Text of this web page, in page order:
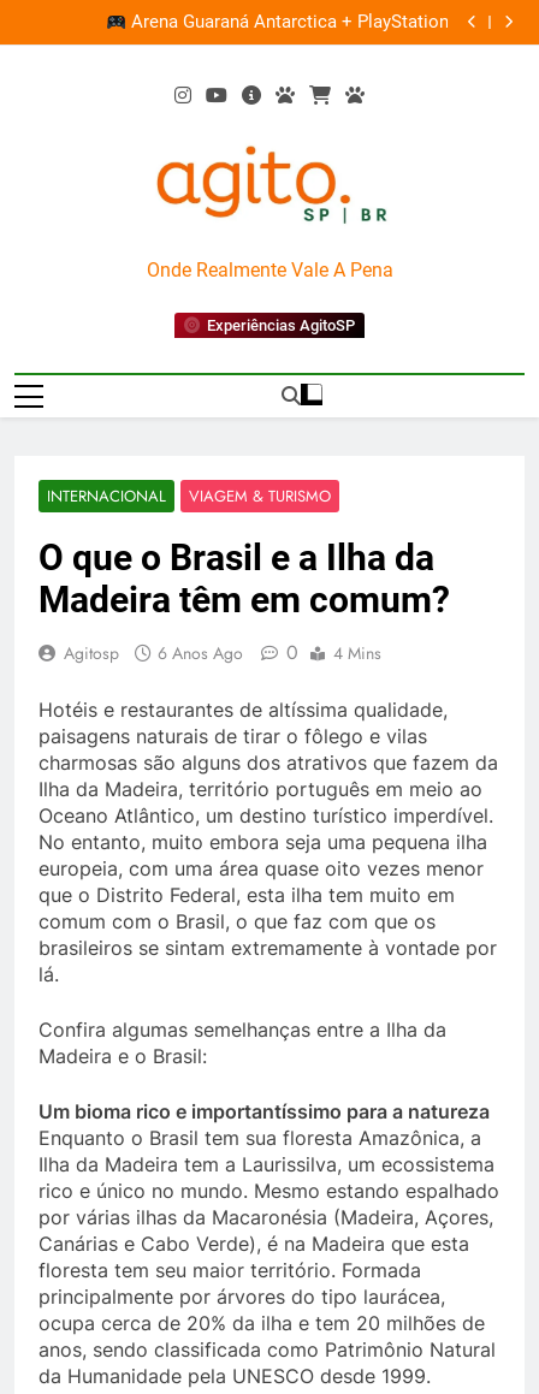
to
Ocupação gratuita ‘Boiúna’ traz a força das culturas
amazônicas e arte
AgitoSP
Onde Realmente Vale A Pena
Experiências AgitoSP
INTERNACIONAL VIAGEM & TURISMO
O que o Brasil e a Ilha da
Madeira têm em comum?
Agitosp 6 Anos Ago 0 4 Mins
Hotéis e restaurantes de altíssima qualidade,
paisagens naturais de tirar o fôlego e vilas
charmosas são alguns dos atrativos que fazem da
Ilha da Madeira, território português em meio ao
Oceano Atlântico, um destino turístico imperdível.
No entanto, muito embora seja uma pequena ilha
europeia, com uma área quase oito vezes menor
que o Distrito Federal, esta ilha tem muito em
comum com o Brasil, o que faz com que os
brasileiros se sintam extremamente à vontade por
lá.
Confira algumas semelhanças entre a Ilha da
Madeira e o Brasil:
Um bioma rico e importantíssimo para a natureza
Enquanto o Brasil tem sua floresta Amazônica, a
Ilha da Madeira tem a Laurissilva, um ecossistema
rico e único no mundo. Mesmo estando espalhado
por várias ilhas da Macaronésia (Madeira, Açores,
Canárias e Cabo Verde), é na Madeira que esta
floresta tem seu maior território. Formada
principalmente por árvores do tipo laurácea,
ocupa cerca de 20% da ilha e tem 20 milhões de
anos, sendo classificada como Patrimônio Natural
da Humanidade pela UNESCO desde 1999.